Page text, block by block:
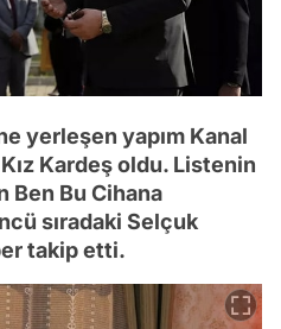
yerleşen yapım Kanal
Kardeş oldu. Listenin
Ben Bu Cihana
sıradaki Selçuk
takip etti.